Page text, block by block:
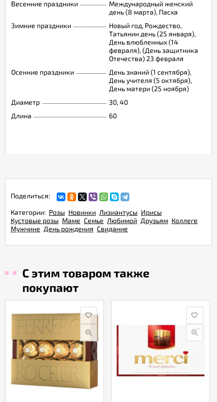
Весенние праздники
Международный женский
день (8 марта), Пасха
Зимние праздники
Новый год, Рождество,
Татьянин день (25 января),
День влюбленных (14
февраля), (День защитника
Отечества) 23 февраля
Осенние праздники
День знаний (1 сентября),
День учителя (5 октября),
День матери (25 ноября)
Диаметр
30, 40
Длина
60
Поделиться:
Категории: Розы Новинки Лизиантусы Ирисы
Кустовые розы Маме Семье Любимой Друзьям Коллеге
Мужчине День рождения Свидание
С этим товаром также
покупают